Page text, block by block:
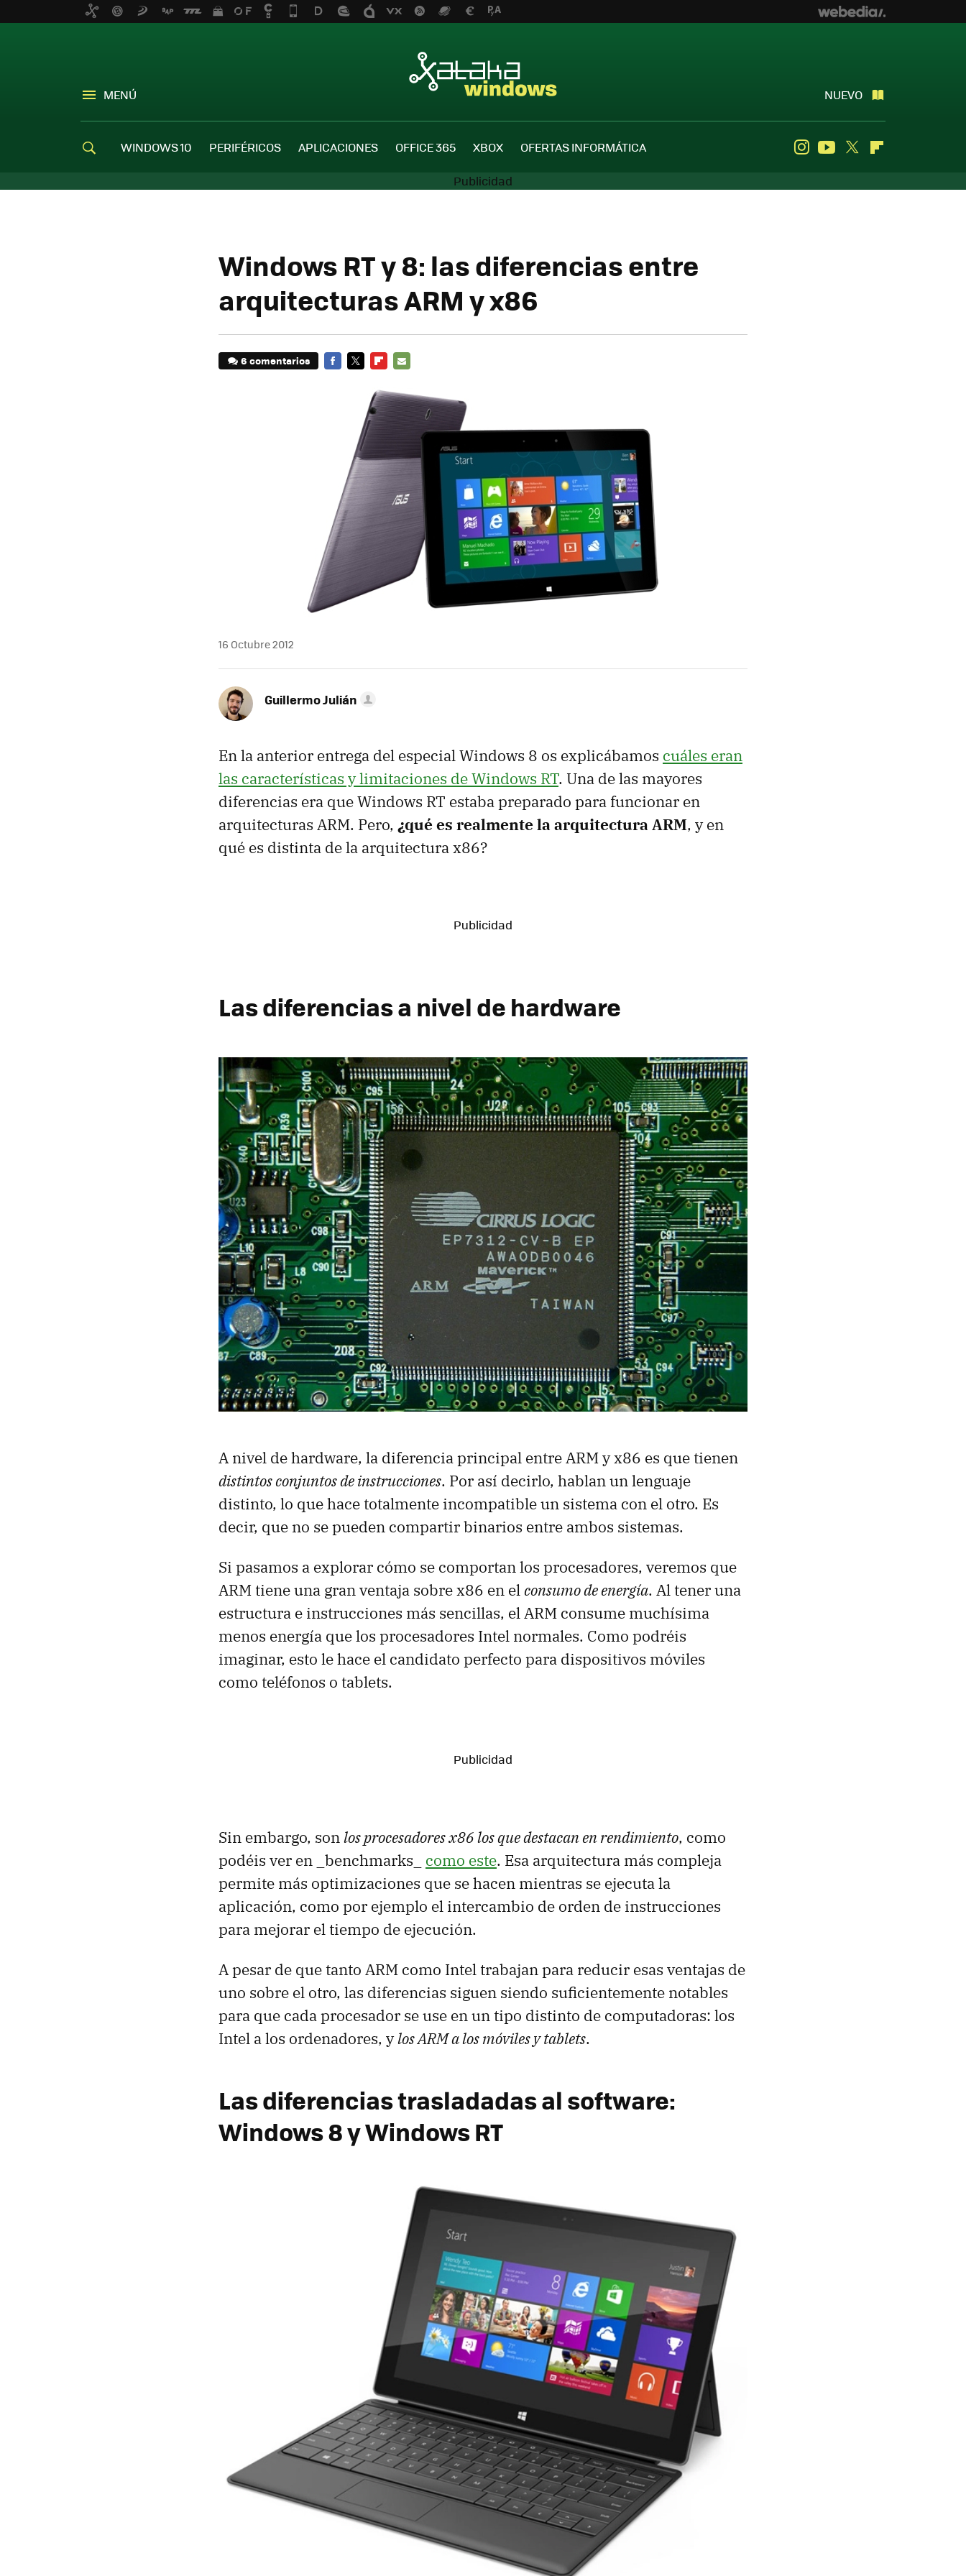
MENÚ NUEVO
WINDOWS 10 PERIFÉRICOS APLICACIONES OFFICE 365 XBOX OFERTAS INFORMÁTICA InstagramYoutube
Twitter
Windows RT y 8: las diferencias entre
arquitecturas ARM y x86
6 comentarios
MAIL
16 Octubre 2012
Guillermo Julián
En la anterior entrega del especial Windows 8 os explicábamos cuáles eran
las características y limitaciones de Windows RT. Una de las mayores
diferencias era que Windows RT estaba preparado para funcionar en
arquitecturas ARM. Pero, ¿qué es realmente la arquitectura ARM, y en
qué es distinta de la arquitectura x86?
Las diferencias a nivel de hardware
A nivel de hardware, la diferencia principal entre ARM y x86 es que tienen
distintos conjuntos de instrucciones. Por así decirlo, hablan un lenguaje
distinto, lo que hace totalmente incompatible un sistema con el otro. Es
decir, que no se pueden compartir binarios entre ambos sistemas.
Si pasamos a explorar cómo se comportan los procesadores, veremos que
ARM tiene una gran ventaja sobre x86 en el consumo de energía. Al tener una
estructura e instrucciones más sencillas, el ARM consume muchísima
menos energía que los procesadores Intel normales. Como podréis
imaginar, esto le hace el candidato perfecto para dispositivos móviles
como teléfonos o tablets.
Sin embargo, son los procesadores x86 los que destacan en rendimiento, como
podéis ver en _benchmarks_ como este. Esa arquitectura más compleja
permite más optimizaciones que se hacen mientras se ejecuta la
aplicación, como por ejemplo el intercambio de orden de instrucciones
para mejorar el tiempo de ejecución.
A pesar de que tanto ARM como Intel trabajan para reducir esas ventajas de
uno sobre el otro, las diferencias siguen siendo suficientemente notables
para que cada procesador se use en un tipo distinto de computadoras: los
Intel a los ordenadores, ylos ARM a los móviles y tablets.
Las diferencias trasladadas al software:
Windows 8 y Windows RT